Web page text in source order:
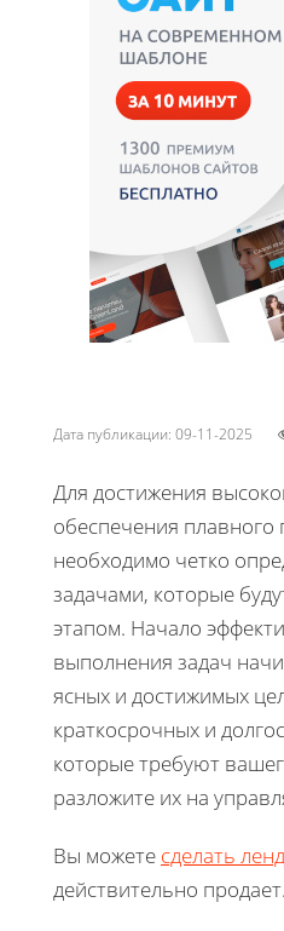
Дата публикации: 09-11-2025
Для достижения
обеспечения плавного
необходимо четко
задачами, которые
этапом. Начало
выполнения задач
ясных и достижимых
краткосрочных и
которые требуют
разложите их на
Вы можете сделать
действительно продает.